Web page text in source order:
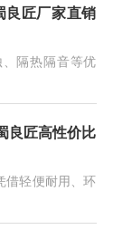
良匠厂家直销
隔热隔音等优
良匠高性价比
借轻便耐用、环